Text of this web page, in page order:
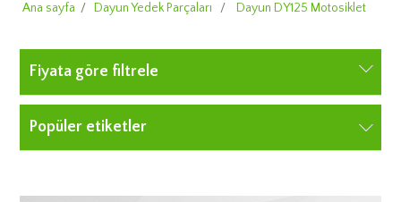
Ana sayfa / Dayun Yedek Parçaları / Dayun DY125 Motosiklet
Fiyata göre filtrele
Popüler etiketler